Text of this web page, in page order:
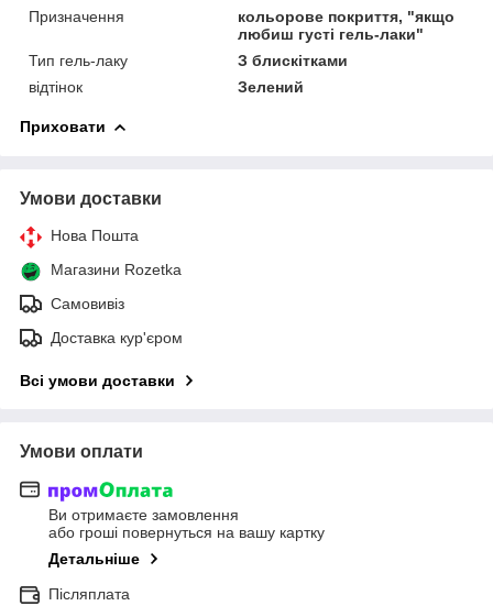
Призначення
кольорове покриття, "якщо
любиш густі гель-лаки"
Тип гель-лаку
З блискітками
відтінок
Зелений
Приховати
Умови доставки
Нова Пошта
Магазини Rozetka
Самовивіз
Доставка кур'єром
Всі умови доставки
Умови оплати
Ви отримаєте замовлення
або гроші повернуться на вашу картку
Детальніше
Післяплата